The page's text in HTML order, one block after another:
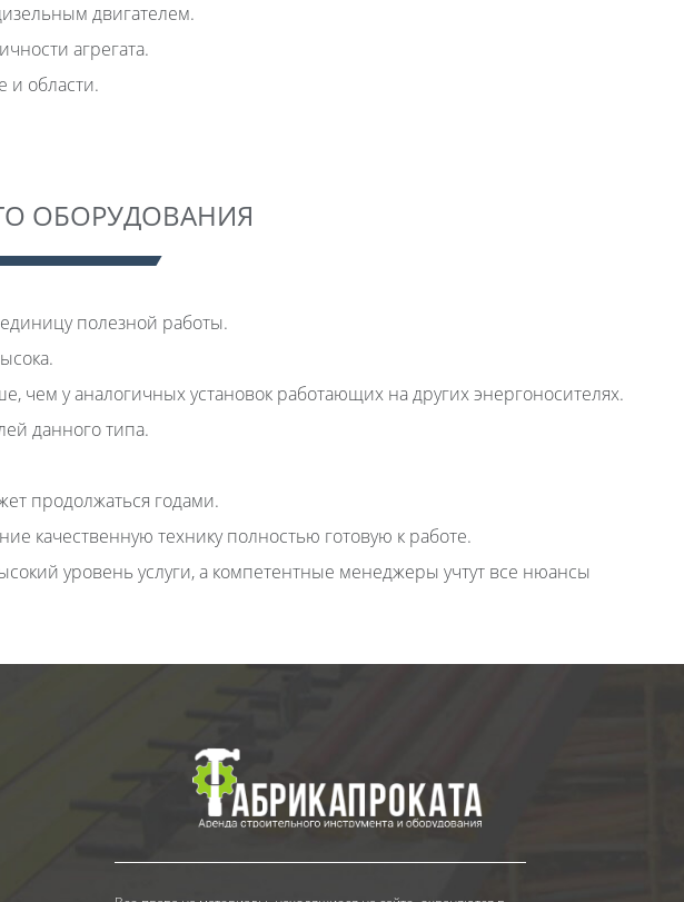
двигателем.
агрегата.
и области.
ОБОРУДОВАНИЯ
полезной работы.
чем у аналогичных установок работающих на других энергоносителях.
данного типа.
продолжаться годами.
качественную технику полностью готовую к работе.
уровень услуги, а компетентные менеджеры учтут все нюансы